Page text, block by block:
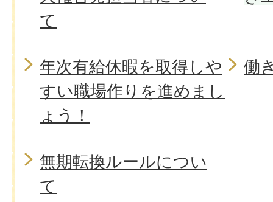
て
年次有給休暇を取得しや
すい職場作りを進めまし
ょう！
働
無期転換ルールについ
て